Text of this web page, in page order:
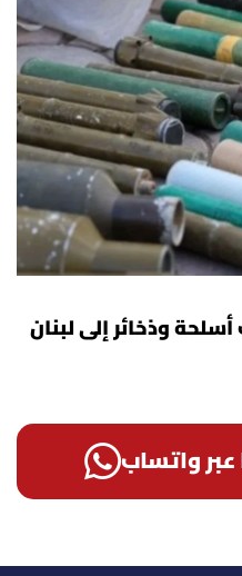
وذخائر إلى لبنان
عبر واتساب